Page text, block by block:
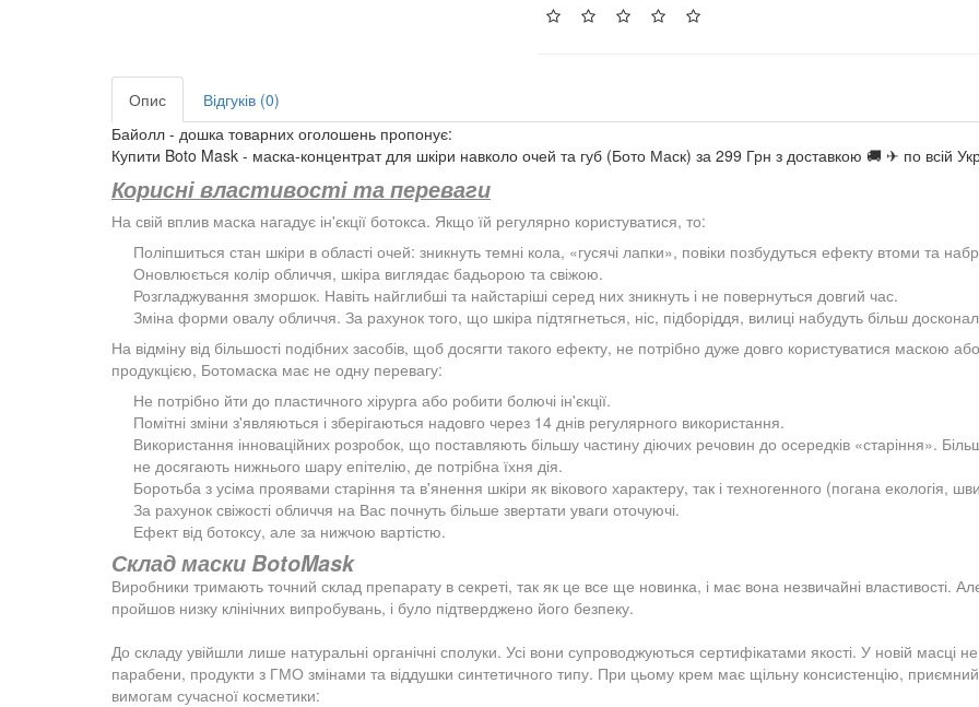
Опис
Відгуків (0)
Байолл - дошка товарних оголошень пропонує:
Купити Boto Mask - маска-концентрат для шкіри навколо очей та губ (Бото Маск) за 299 Грн з доставкою 🚚 ✈ по всій
Корисні властивості та переваги
На свій вплив маска нагадує ін'єкції ботокса. Якщо їй регулярно користуватися, то:
Поліпшиться стан шкіри в області очей: зникнуть темні кола, «гусячі лапки», повіки позбудуться ефекту втоми та
Оновлюється колір обличчя, шкіра виглядає бадьорою та свіжою.
Розгладжування зморшок. Навіть найглибші та найстаріші серед них зникнуть і не повернуться довгий час.
Зміна форми овалу обличчя. За рахунок того, що шкіра підтягнеться, ніс, підборіддя, вилиці набудуть більш
На відміну від більшості подібних засобів, щоб досягти такого ефекту, не потрібно дуже довго користуватися маскою
продукцією, Ботомаска має не одну перевагу:
Не потрібно йти до пластичного хірурга або робити болючі ін'єкції.
Помітні зміни з'являються і зберігаються надовго через 14 днів регулярного використання.
Використання інноваційних розробок, що поставляють більшу частину діючих речовин до осередків «старіння».
не досягають нижнього шару епітелію, де потрібна їхня дія.
Боротьба з усіма проявами старіння та в'янення шкіри як вікового характеру, так і техногенного (погана екологія,
За рахунок свіжості обличчя на Вас почнуть більше звертати уваги оточуючі.
Ефект від ботоксу, але за нижчою вартістю.
Склад маски BotoMask
Виробники тримають точний склад препарату в секреті, так як це все ще новинка, і має вона незвичайні властивості.
пройшов низку клінічних випробувань, і було підтверджено його безпеку.
До складу увійшли лише натуральні органічні сполуки. Усі вони супроводжуються сертифікатами якості. У новій
парабени, продукти з ГМО змінами та віддушки синтетичного типу. При цьому крем має щільну консистенцію, приємний
вимогам сучасної косметики: